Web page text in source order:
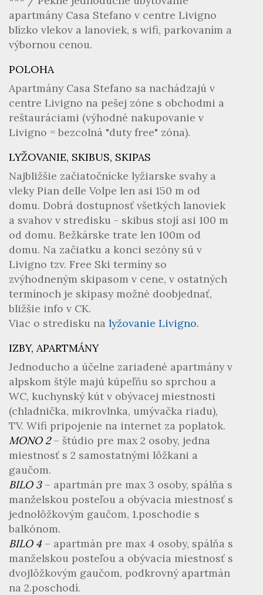
apartmány Casa Stefano v centre Livigno
blízko vlekov a lanoviek, s wifi, parkovaním a
výbornou cenou.
POLOHA
Apartmány Casa Stefano sa nachádzajú v
centre Livigno na pešej zóne s obchodmi a
reštauráciami (výhodné nakupovanie v
Livigno = bezcolná "duty free" zóna).
LYŽOVANIE, SKIBUS, SKIPAS
Najbližšie začiatočnícke lyžiarske svahy a
vleky Pian delle Volpe len asi 150 m od
domu. Dobrá dostupnosť všetkých lanoviek
a svahov v stredisku - skibus stojí asi 100 m
od domu. Bežkárske trate len 100m od
domu. Na začiatku a konci sezóny sú v
Livigno tzv. Free Ski termíny so
zvýhodneným skipasom v cene, v ostatných
termínoch je skipasy možné doobjednať,
bližšie info v CK.
Viac o stredisku na lyžovanie Livigno.
IZBY, APARTMÁNY
Jednoducho a účelne zariadené apartmány v
alpskom štýle majú kúpeľňu so sprchou a
WC, kuchynský kút v obývacej miestnosti
(chladnička, mikrovlnka, umývačka riadu),
TV. Wifi pripojenie na internet za poplatok.
MONO 2– štúdio pre max 2 osoby, jedna
miestnosť s 2 samostatnými lôžkani a
gaučom.
BILO 3– apartmán pre max 3 osoby, spálňa s
manželskou posteľou a obývacia miestnosť s
jednolôžkovým gaučom, 1.poschodie s
balkónom.
BILO 4– apartmán pre max 4 osoby, spálňa s
manželskou posteľou a obývacia miestnosť s
dvojlôžkovým gaučom, podkrovný apartmán
na 2.poschodí.